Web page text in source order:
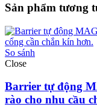
Sản phẩm tương
So sánh
Close
Barrier tự động
rào cho nhu cầu